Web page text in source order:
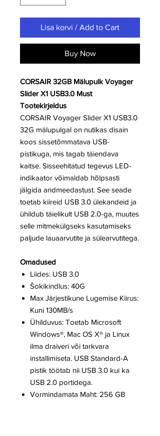
Lisa korvi / Add to Cart
Buy Now
CORSAIR 32GB Mälupulk Voyager
Slider X1 USB3.0 Must
Tootekirjeldus
CORSAIR Voyager Slider X1 USB3.0
32G mälupulgal on nutikas disain
koos sissetõmmatava USB-
pistikuga, mis tagab täiendava
kaitse. Sisseehitatud tegevus LED-
indikaator võimaldab hõlpsasti
jälgida andmeedastust. See seade
toetab kiireid USB 3.0 ülekandeid ja
ühildub täielikult USB 2.0-ga, muutes
selle mitmekülgseks kasutamiseks
paljude lauaarvutite ja sülearvutitega.
Omadused
Liides: USB 3.0
Šokikindlus: 40G
Max Järjestikune Lugemise Kiirus:
Kuni 130MB/s
Ühilduvus: Toetab Microsoft
Windows®, Mac OS X® ja Linux
ilma draiveri või tarkvara
installimiseta. USB Standard-A
pistik töötab nii USB 3.0 kui ka
USB 2.0 portidega.
Vormindamata Maht: 256 GB